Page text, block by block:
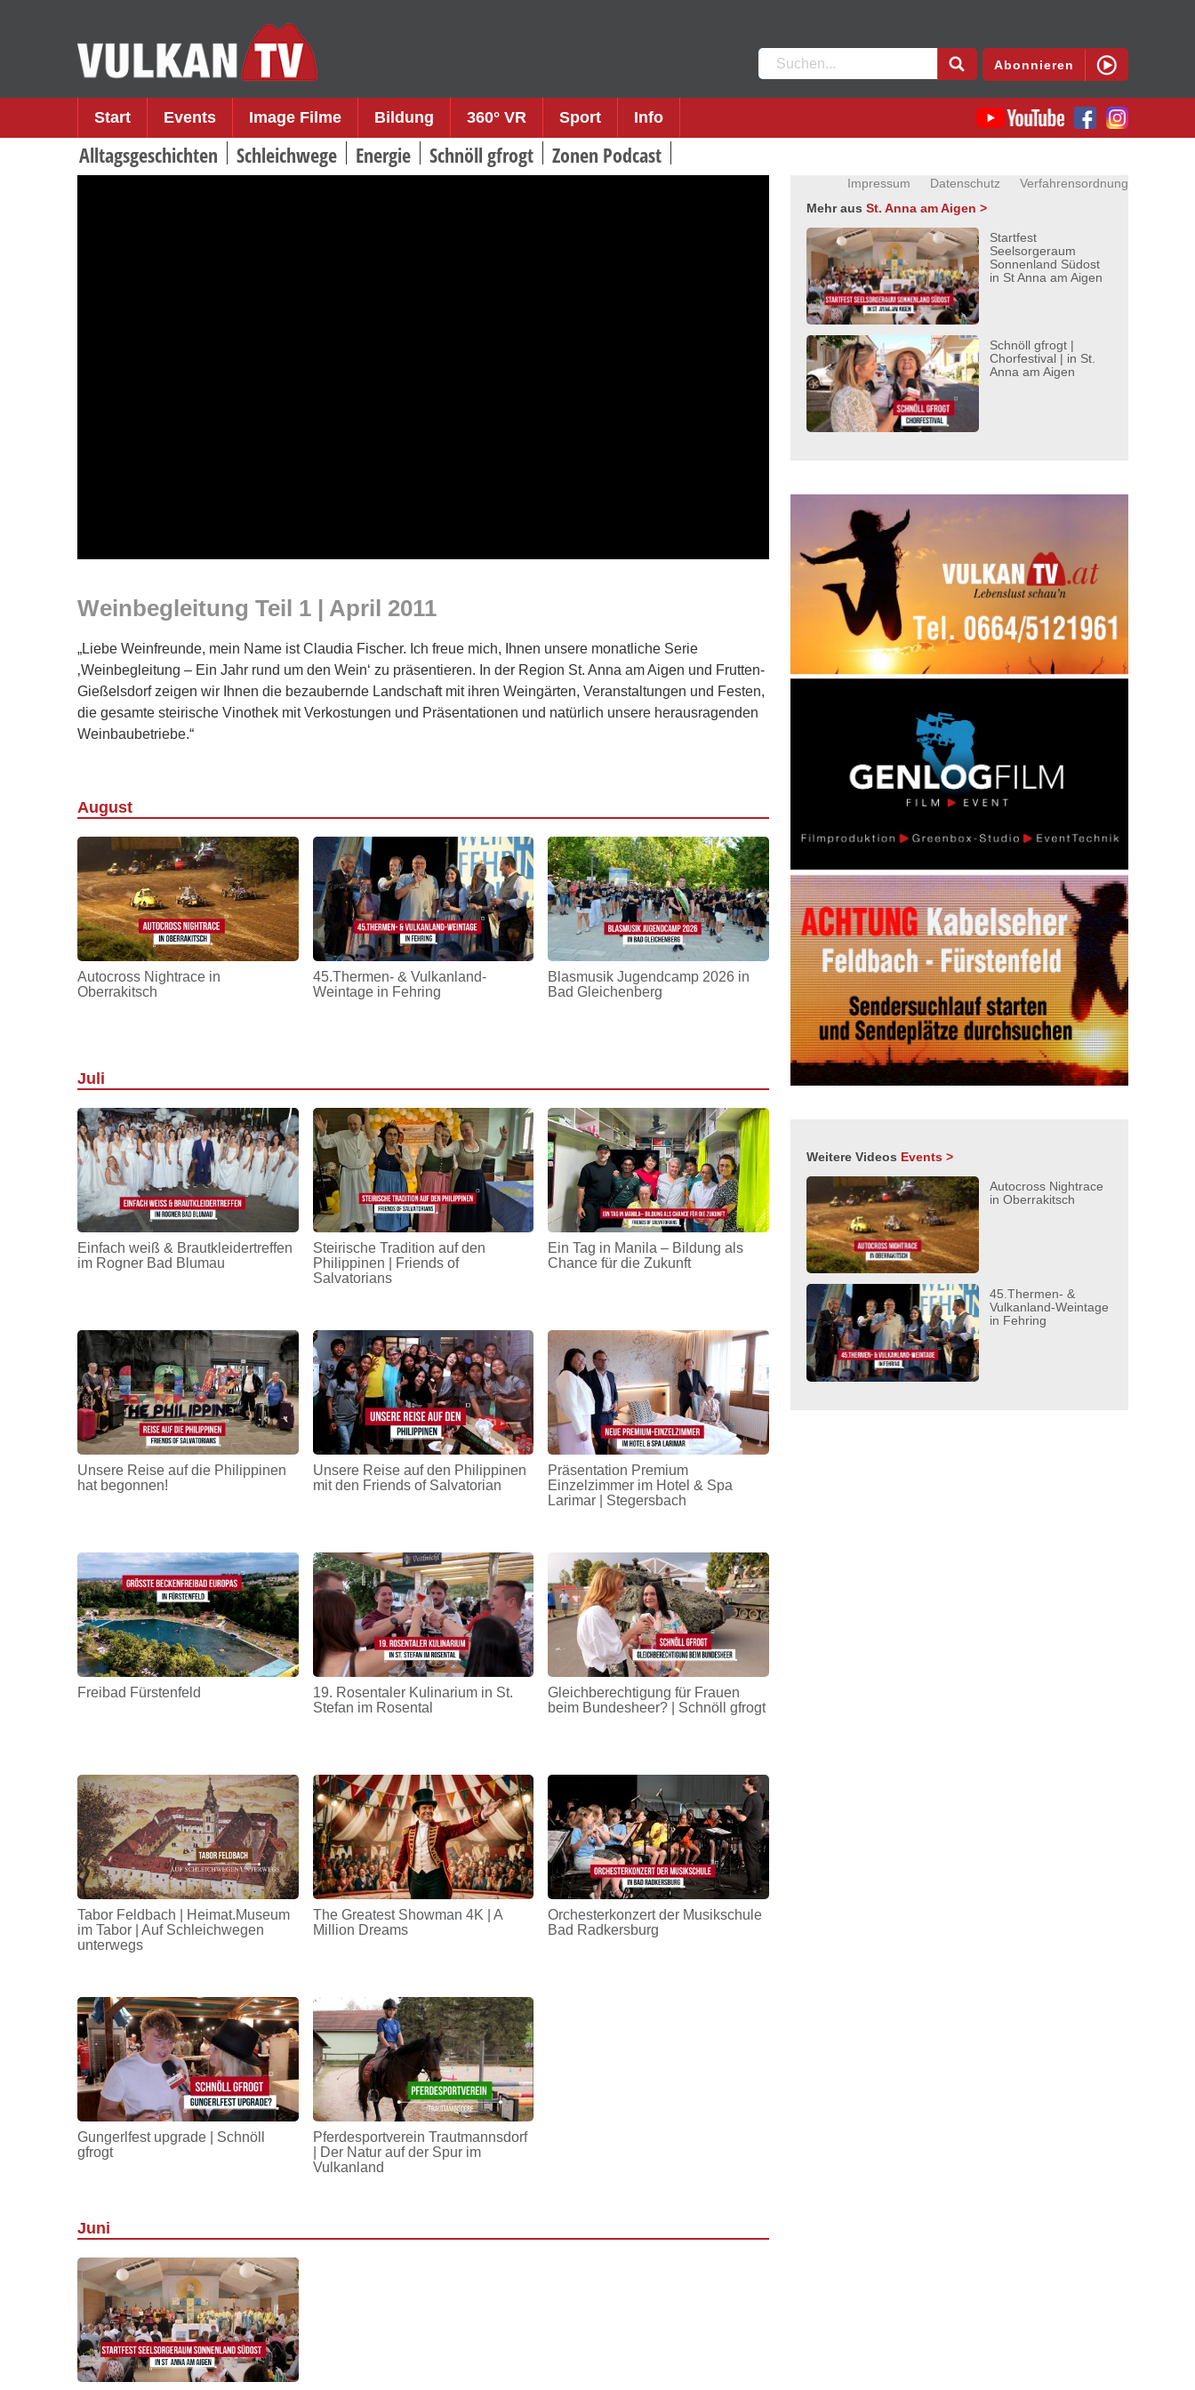
Suchen
nach:
Abonnieren
Start Events Image Filme Bildung 360° VR Sport Info
Alltagsgeschichten Schleichwege Energie Schnöll gfrogt Zonen Podcast
Weinbegleitung Teil 1 | April 2011
„Liebe Weinfreunde, mein Name ist Claudia Fischer. Ich freue mich, Ihnen unsere monatliche Serie
‚Weinbegleitung – Ein Jahr rund um den Wein‘ zu präsentieren. In der Region St. Anna am Aigen und Frutten-
Gießelsdorf zeigen wir Ihnen die bezaubernde Landschaft mit ihren Weingärten, Veranstaltungen und Festen,
die gesamte steirische Vinothek mit Verkostungen und Präsentationen und natürlich unsere herausragenden
Weinbaubetriebe.“
August
Autocross Nightrace in
Oberrakitsch
45.Thermen- & Vulkanland-
Weintage in Fehring
Blasmusik Jugendcamp 2026 in
Bad Gleichenberg
Juli
Einfach weiß & Brautkleidertreffen
im Rogner Bad Blumau
Steirische Tradition auf den
Philippinen | Friends of
Salvatorians
Ein Tag in Manila – Bildung als
Chance für die Zukunft
Unsere Reise auf die Philippinen
hat begonnen!
Unsere Reise auf den Philippinen
mit den Friends of Salvatorian
Präsentation Premium
Einzelzimmer im Hotel & Spa
Larimar | Stegersbach
Freibad Fürstenfeld
19. Rosentaler Kulinarium in St.
Stefan im Rosental
Gleichberechtigung für Frauen
beim Bundesheer? | Schnöll gfrogt
Tabor Feldbach | Heimat.Museum
im Tabor | Auf Schleichwegen
unterwegs
The Greatest Showman 4K | A
Million Dreams
Orchesterkonzert der Musikschule
Bad Radkersburg
Gungerlfest upgrade | Schnöll
gfrogt
Pferdesportverein Trautmannsdorf
| Der Natur auf der Spur im
Vulkanland
Juni
Impressum Datenschutz
Verfahrensordnung
Mehr aus St. Anna am Aigen >
Startfest
Seelsorgeraum
Sonnenland Südost
in St Anna am Aigen
Schnöll gfrogt |
Chorfestival | in St.
Anna am Aigen
Weitere Videos Events >
Autocross Nightrace
in Oberrakitsch
45.Thermen- &
Vulkanland-Weintage
in Fehring